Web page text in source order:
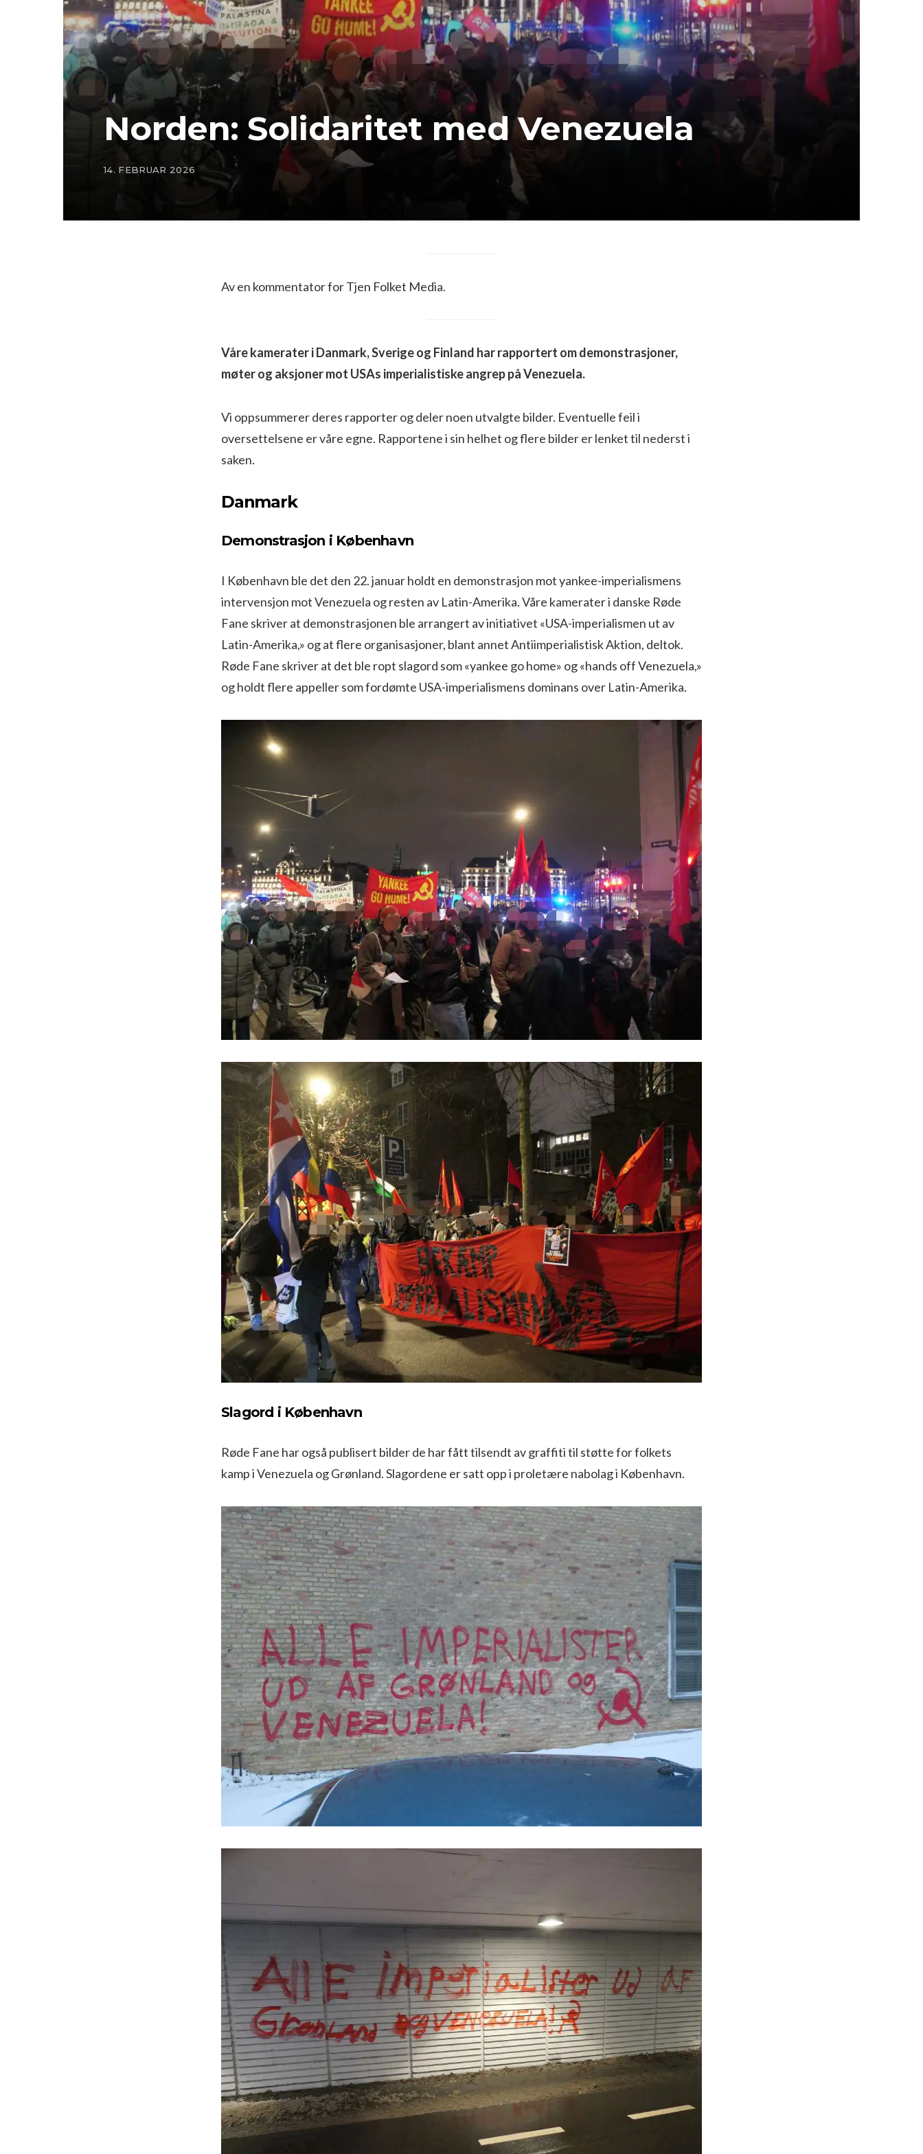
Norden: Solidaritet med Venezuela
14. FEBRUAR 2026
Av en kommentator for Tjen Folket Media.
Våre kamerater i Danmark, Sverige og Finland har rapportert om demonstrasjoner,
møter og aksjoner mot USAs imperialistiske angrep på Venezuela.
Vi oppsummerer deres rapporter og deler noen utvalgte bilder. Eventuelle feil i
oversettelsene er våre egne. Rapportene i sin helhet og flere bilder er lenket til nederst i
saken.
Danmark
Demonstrasjon i København
I København ble det den 22. januar holdt en demonstrasjon mot yankee-imperialismens
intervensjon mot Venezuela og resten av Latin-Amerika. Våre kamerater i danske Røde
Fane skriver at demonstrasjonen ble arrangert av initiativet «USA-imperialismen ut av
Latin-Amerika,» og at flere organisasjoner, blant annet Antiimperialistisk Aktion, deltok.
Røde Fane skriver at det ble ropt slagord som «yankee go home» og «hands off Venezuela,»
og holdt flere appeller som fordømte USA-imperialismens dominans over Latin-Amerika.
Slagord i København
Røde Fane har også publisert bilder de har fått tilsendt av graffiti til støtte for folkets
kamp i Venezuela og Grønland. Slagordene er satt opp i proletære nabolag i København.